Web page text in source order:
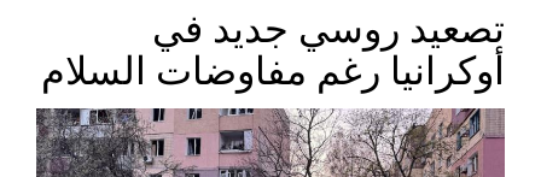
تصعيد روسي جديد في
أوكرانيا رغم مفاوضات السلام